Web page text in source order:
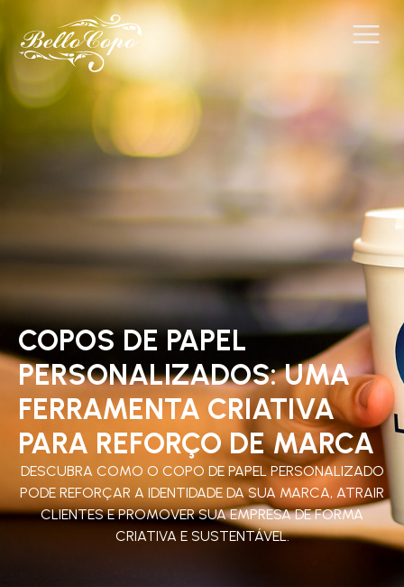
COPOS DE PAPEL
PERSONALIZADOS: UMA
FERRAMENTA CRIATIVA
PARA REFORÇO DE MARCA
DESCUBRA COMO O COPO DE PAPEL PERSONALIZADO
PODE REFORÇAR A IDENTIDADE DA SUA MARCA, ATRAIR
CLIENTES E PROMOVER SUA EMPRESA DE FORMA
CRIATIVA E SUSTENTÁVEL.